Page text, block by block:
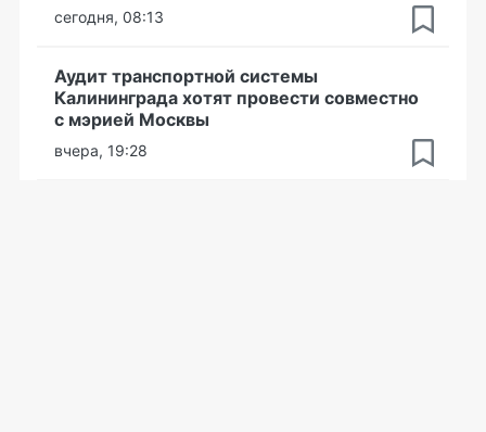
сегодня, 08:13
Аудит транспортной системы
Калининграда хотят провести совместно
с мэрией Москвы
вчера, 19:28